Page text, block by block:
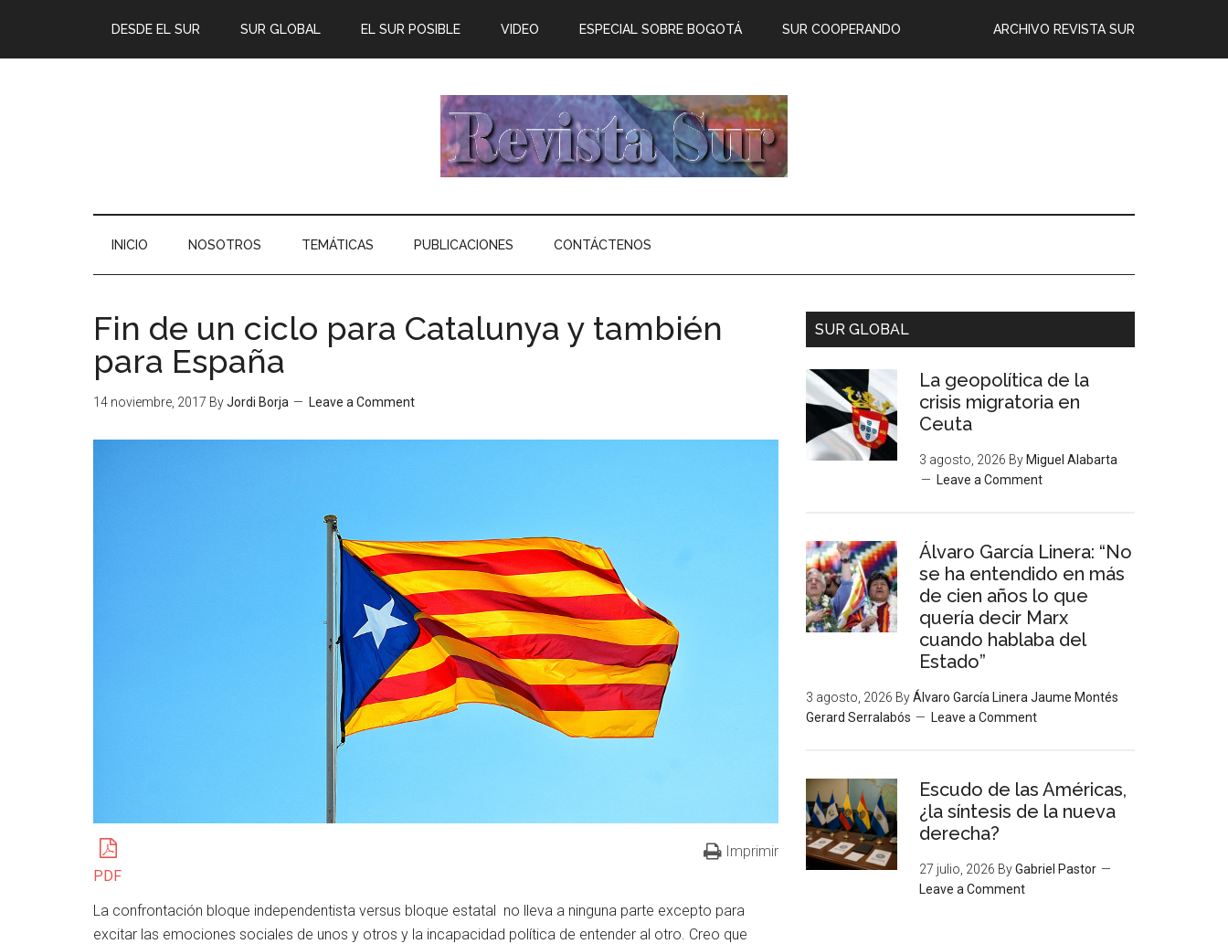
DESDE EL SUR SUR GLOBAL EL SUR POSIBLE ARCHIVO REVISTA SUR
VIDEO ESPECIAL SOBRE BOGOTÁ SUR COOPERANDO
INICIO NOSOTROS TEMÁTICAS PUBLICACIONES CONTÁCTENOS
Fin de un ciclo para Catalunya y también
para España
14 noviembre, 2017 ByJordi Borja Leave a Comment
PDF
Imprimir
La confrontación bloque independentista versus bloque estatal no lleva a ninguna parte excepto para
excitar las emociones sociales de unos y otros y la incapacidad política de entender al otro. Creo que
SUR GLOBAL
La geopolítica de la
crisis migratoria en
Ceuta
3 agosto, 2026 By Miguel Alabarta
Leave a Comment
Álvaro García Linera: “No
se ha entendido en más
de cien años lo que
quería decir Marx
cuando hablaba del
Estado”
3 agosto, 2026 ByÁlvaro García Linera Jaume Montés
Gerard Serralabós
Leave a Comment
Escudo de las Américas,
¿la síntesis de la nueva
derecha?
27 julio, 2026 ByGabriel Pastor
Leave a Comment